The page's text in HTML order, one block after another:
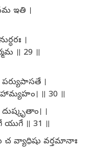
ఇతి ।
।
॥ 29 ॥
।
॥ 30 ॥
।
॥ 31 ॥
చ వ్యాధిషు వర్తమానాః